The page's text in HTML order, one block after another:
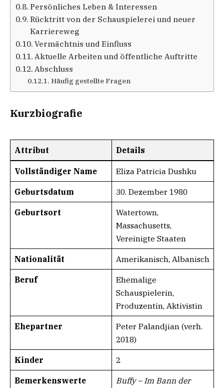
Persönliches Leben & Interessen
Rücktritt von der Schauspielerei und neuer
Karriereweg
Vermächtnis und Einfluss
Aktuelle Arbeiten und öffentliche Auftritte
Abschluss
Häufig gestellte Fragen
Kurzbiografie​
Attribut Details
Vollständiger Name Eliza Patricia Dushku
Geburtsdatum​​ 30. Dezember 1980
Geburtsort
Watertown,
Massachusetts,
Vereinigte Staaten
Nationalität Amerikanisch, Albanisch
Beruf
Ehemalige
Schauspielerin,
Produzentin, Aktivistin
Ehepartner
Peter Palandjian (verh.
2018)
Kinder 2
Bemerkenswerte
Buffy – Im Bann der